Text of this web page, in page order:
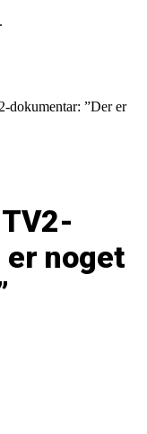
dokumentar: ”Der er
er noget